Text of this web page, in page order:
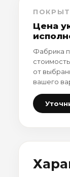
Цена
Фабрика
от
вашего